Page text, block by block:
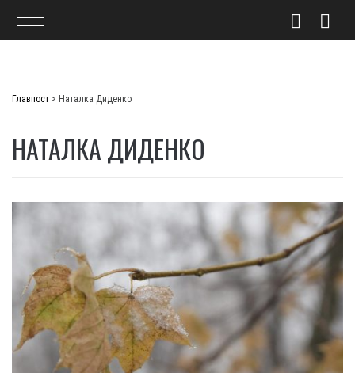
Главпост > Наталка Диденко
НАТАЛКА ДИДЕНКО